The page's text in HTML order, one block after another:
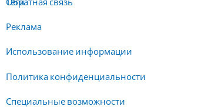
Обратная связь
Реклама
Использование информации
Политика конфиденциальности
Специальные возможности
Теги